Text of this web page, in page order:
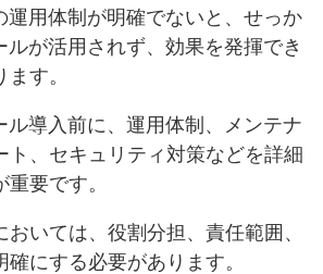
運用体制が明確でないと、せっか
ルが活用されず、効果を発揮でき
す。
ル導入前に、運用体制、メンテナ
ト、セキュリティ対策などを詳細
要です。
いては、役割分担、責任範囲、
にする必要があります。